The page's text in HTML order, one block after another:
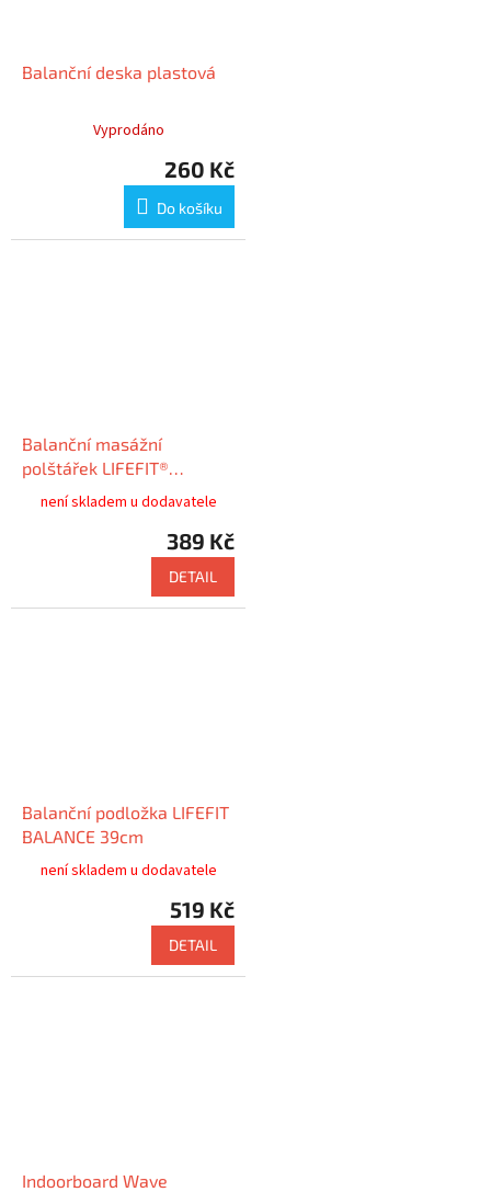
Balanční deska plastová
Vyprodáno
260 Kč
Do košíku
Balanční masážní
polštářek LIFEFIT®
BALANCE CUSHION 33cm,
není skladem u dodavatele
389 Kč
DETAIL
Balanční podložka LIFEFIT
BALANCE 39cm
není skladem u dodavatele
519 Kč
DETAIL
Indoorboard Wave